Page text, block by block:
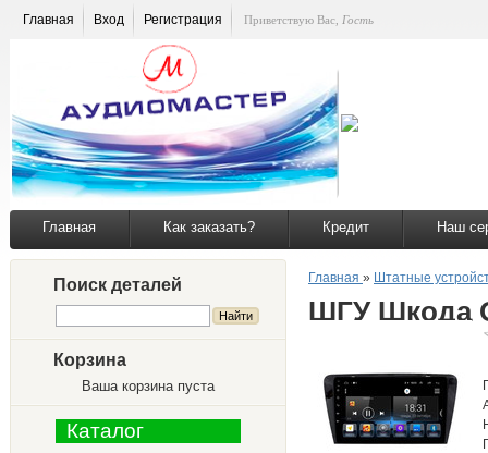
Главная Вход Регистрация Приветствую Вас Гость
Главная Как заказать? Кредит Наш
Поиск деталей
Корзина
Ваша корзина пуста
Каталог
Главная » Штатные
ШГУ Шкода